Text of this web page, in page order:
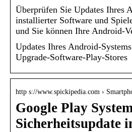
Überprüfen Sie Updates Ihres
installierter Software und
und Sie können Ihre Android-
Updates Ihres Android-
Upgrade-Software-Play-Stores
http s://www.spickipedia.com ›
Google Play
Sicherheitsupdate